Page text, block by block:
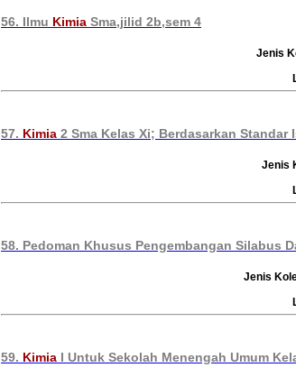
56. Ilmu Kimia Sma,jilid 2b,sem 4
Jenis
57. Kimia 2 Sma Kelas Xi; Berdasarkan Standar
Jenis
58. Pedoman Khusus Pengembangan Silabus
Jenis
59. Kimia I Untuk Sekolah Menengah Umum